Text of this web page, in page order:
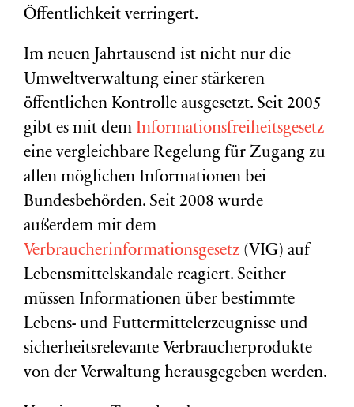
Öffentlichkeit verringert.
Im neuen Jahrtausend ist nicht nur die
Umweltverwaltung einer stärkeren
öffentlichen Kontrolle ausgesetzt. Seit 2005
gibt es mit dem Informationsfreiheitsgesetz
eine vergleichbare Regelung für Zugang zu
allen möglichen Informationen bei
Bundesbehörden. Seit 2008 wurde
außerdem mit dem
Verbraucherinformationsgesetz (VIG) auf
Lebensmittelskandale reagiert. Seither
müssen Informationen über bestimmte
Lebens- und Futtermittelerzeugnisse und
sicherheitsrelevante Verbraucherprodukte
von der Verwaltung herausgegeben werden.